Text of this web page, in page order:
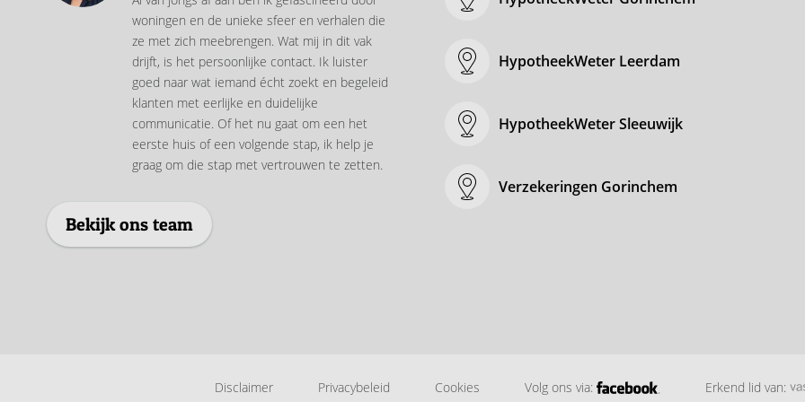
woningen en de unieke sfeer en verhalen die
ze met zich meebrengen. Wat mij in dit vak
drijft, is het persoonlijke contact. Ik luister
goed naar wat iemand écht zoekt en begeleid
klanten met eerlijke en duidelijke
communicatie. Of het nu gaat om een het
eerste huis of een volgende stap, ik help je
graag om die stap met vertrouwen te zetten.
Bekijk ons team
HypotheekWeter Leerdam
HypotheekWeter Sleeuwijk
Verzekeringen Gorinchem
Disclaimer Privacybeleid Cookies Volg ons via: Erkend lid van: